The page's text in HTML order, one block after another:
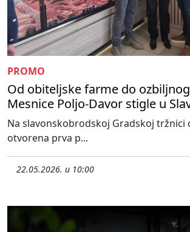
PROMO
Od obiteljske farme do
Mesnice Poljo-Davor stigle u
Na slavonskobrodskoj Gradskoj tržnici
otvorena prva p...
22.05.2026. u 10:00